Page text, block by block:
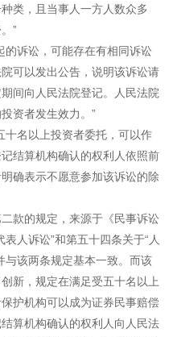
类，且当事人一方人数众多
”
的诉讼，可能存在有相同诉讼
可以发出公告，说明该诉讼请
间向人民法院登记。人民法院
资者发生效力。”
十名以上投资者委托，可以作
结算机构确认的权利人依照前
确表示不愿意参加该诉讼的除
款的规定，来源于《民事诉讼
人诉讼”和第五十四条关于“人
与该两条规定基本一致。而该
新，规定在满足受五十名以上
护机构可以成为证券民事赔偿
算机构确认的权利人向人民法